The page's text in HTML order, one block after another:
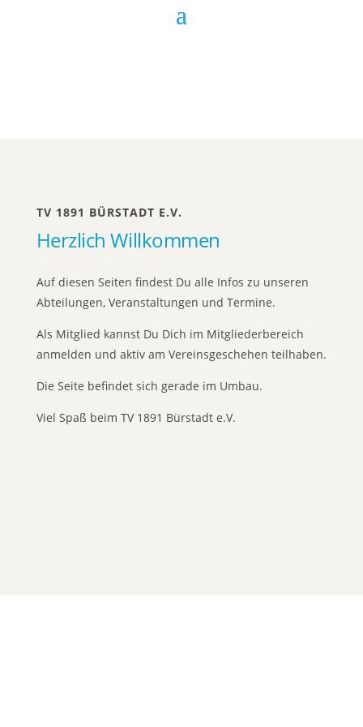
TV 1891 BÜRSTADT E.V.
Herzlich Willkommen
Auf diesen Seiten findest Du alle Infos zu unseren
Abteilungen, Veranstaltungen und Termine.
Als Mitglied kannst Du Dich im Mitgliederbereich
anmelden und aktiv am Vereinsgeschehen teilhaben.
Die Seite befindet sich gerade im Umbau.
Viel Spaß beim TV 1891 Bürstadt e.V.